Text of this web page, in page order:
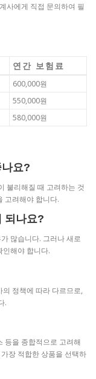
사에게 직접 문의하여 필
연간 보험료
600,000원
550,000원
580,000원
요?
불리해질 때 고려하는 것
고려해야 합니다.
되나요?
많습니다. 그러나 새로
인해야 합니다.
정책에 따라 다르므로,
.
등을 종합적으로 고려해
장 적합한 상품을 선택하